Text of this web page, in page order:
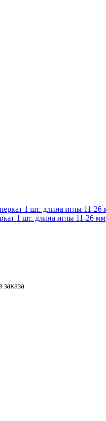
1 шт. длина иглы 11-26 мм